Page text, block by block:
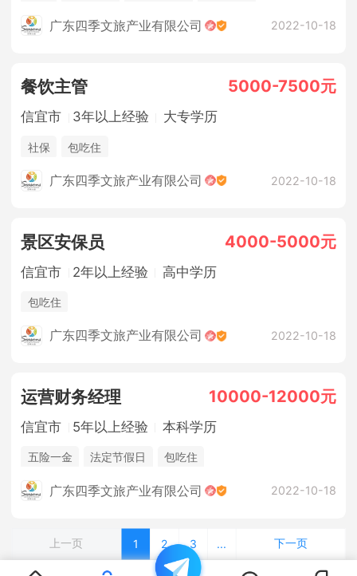
广东四季文旅产业有限公司 2022-10-18
餐饮主管 5000-7500元
信宜市 3年以上经验 大专学历
社保 包吃住
广东四季文旅产业有限公司 2022-10-18
景区安保员 4000-5000元
信宜市 2年以上经验 高中学历
包吃住
广东四季文旅产业有限公司 2022-10-18
运营财务经理 10000-12000元
信宜市 5年以上经验 本科学历
五险一金 法定节假日 包吃住
广东四季文旅产业有限公司 2022-10-18
上一页 1 2 3 ... 下一页